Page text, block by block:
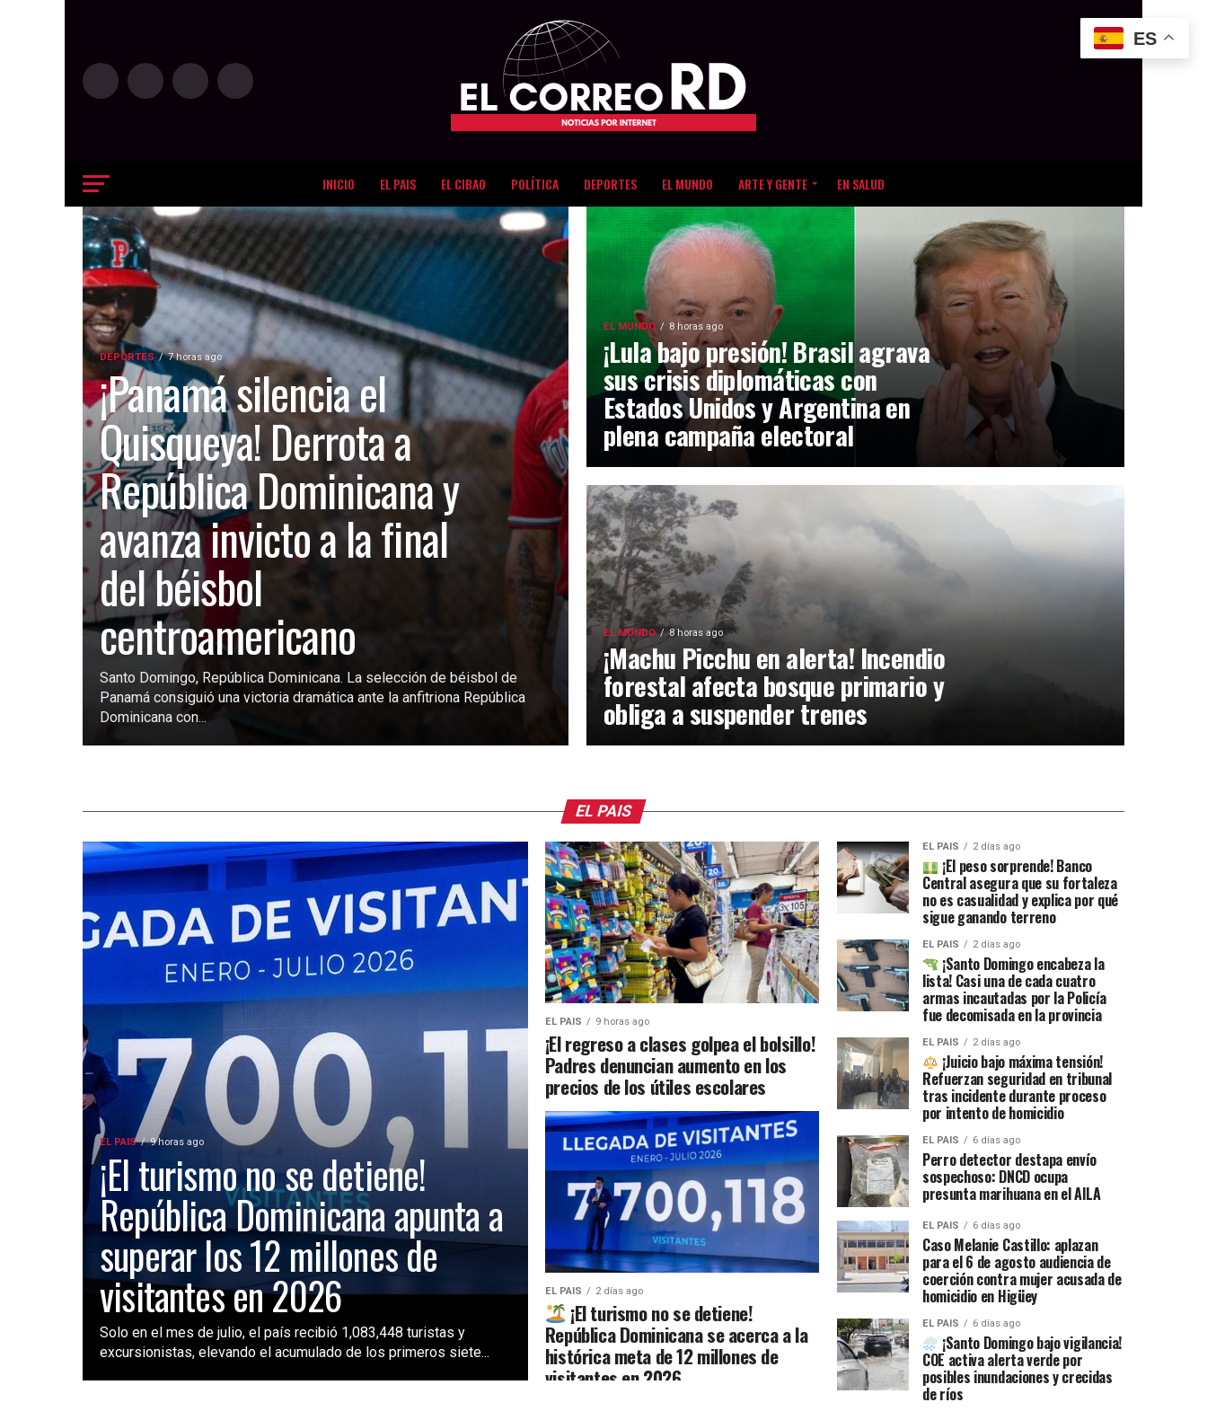
INICIO EL PAIS EL CIBAO POLÍTICA DEPORTES EL MUNDO ARTE Y GENTE EN SALUD
DEPORTES 7 horas ago
¡Panamá silencia el
Quisqueya! Derrota a
República Dominicana y
avanza invicto a la final
del béisbol
centroamericano
Santo Domingo, República Dominicana. La selección de béisbol de
Panamá consiguió una victoria dramática ante la anfitriona República
Dominicana con...
EL MUNDO 8 horas ago
¡Lula bajo presión! Brasil agrava
sus crisis diplomáticas con
Estados Unidos y Argentina en
plena campaña electoral
EL MUNDO 8 horas ago
¡Machu Picchu en alerta! Incendio
forestal afecta bosque primario y
obliga a suspender trenes
EL PAIS
EL PAIS 9 horas ago
¡El turismo no se detiene!
República Dominicana apunta a
superar los 12 millones de
visitantes en 2026
Solo en el mes de julio, el país recibió 1,083,448 turistas y
excursionistas, elevando el acumulado de los primeros siete...
EL PAIS 9 horas ago
¡El regreso a clases golpea el bolsillo!
Padres denuncian aumento en los
precios de los útiles escolares
EL PAIS 2 días ago
¡El turismo no se detiene!
República Dominicana se acerca a la
histórica meta de 12 millones de
visitantes en 2026
EL PAIS 2 días ago
¡El peso sorprende! Banco
Central asegura que su fortaleza
no es casualidad y explica por qué
sigue ganando terreno
EL PAIS 2 días ago
¡Santo Domingo encabeza la
lista! Casi una de cada cuatro
armas incautadas por la Policía
fue decomisada en la provincia
EL PAIS 2 días ago
¡Juicio bajo máxima tensión!
Refuerzan seguridad en tribunal
tras incidente durante proceso
por intento de homicidio
EL PAIS 6 días ago
Perro detector destapa envío
sospechoso: DNCD ocupa
presunta marihuana en el AILA
EL PAIS 6 días ago
Caso Melanie Castillo: aplazan
para el 6 de agosto audiencia de
coerción contra mujer acusada de
homicidio en Higüey
EL PAIS 6 días ago
¡Santo Domingo bajo vigilancia!
COE activa alerta verde por
posibles inundaciones y crecidas
de ríos
ES